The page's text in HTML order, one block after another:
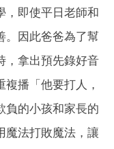
，即使平日老師和
。因此爸爸為了幫
，拿出預先錄好音
播「他要打人，
負的小孩和家長的
魔法打敗魔法，讓